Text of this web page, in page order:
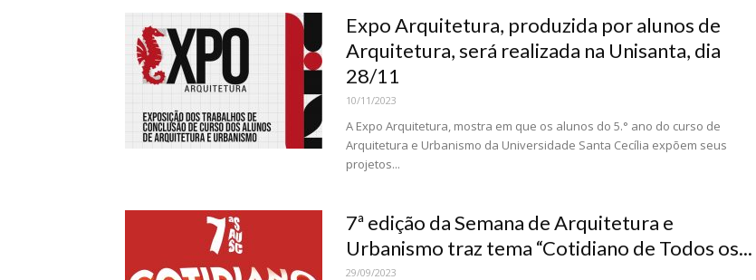
Expo Arquitetura, produzida por alunos de
Arquitetura, será realizada na Unisanta, dia
28/11
10/11/2023
A Expo Arquitetura, mostra em que os alunos do 5.° ano do curso de
Arquitetura e Urbanismo da Universidade Santa Cecília expõem seus
projetos...
7ª edição da Semana de Arquitetura e
Urbanismo traz tema “Cotidiano de Todos os...
29/09/2023